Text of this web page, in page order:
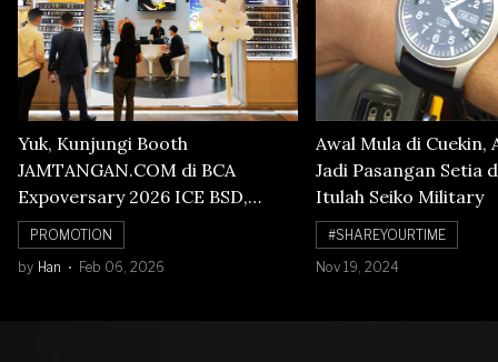
Yuk, Kunjungi Booth
JAMTANGAN.COM di BCA
Expoversary 2026 ICE BSD,
Banyak Diskon Jam Tangan,
Cuma Sampai 8 Februari!
PROMOTION
by Han Feb 06, 2026
Awal Mula di Cuekin,
Jadi Pasangan Setia
Itulah Seiko Military
#SHAREYOURTIME
Nov 19, 2024